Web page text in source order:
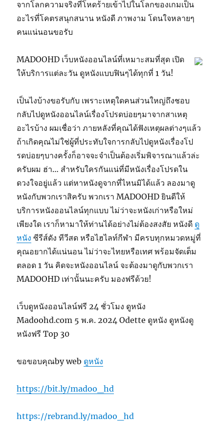
จากโลกความจริงที่โหดร้ายเข้าไปในโลกของเกมเป็น
อะไรที่โคตรสนุกสนาน หนังดี ภาพงาม โดนใจหลายๆ
คนแน่นอนขอรับ
MADOOHD เว็บหนังออนไลน์ที่เหมาะสมที่สุด เปิด
ให้บริการแต่ละวัน ดูหนังแบบฟินๆได้ทุกที่ 1 วัน!
เป็นไงบ้างขอรับกับ เพราะเหตุใดคนส่วนใหญ่ถึงชอบ
กลับไปดูหนังออนไลน์เรื่องโปรดบ่อยๆมาจากสาเหตุ
อะไรบ้าง ผมเชื่อว่า ภายหลังที่คุณได้ฟังเหตุผลต่างๆแล้ว
ถ้าเกิดคุณไม่ใช่ผู้ที่ประทับใจการกลับไปดูหนังเรื่องโป
รดบ่อยๆบางครั้งก็อาจจะจำเป็นต้องเริ่มพิจารณาแล้วล่ะ
ครับผม ฮ่า… สำหรับใครกันแน่ที่มีหนังเรื่องโปรดใน
ดวงใจอยู่แล้ว แต่หาหนังดูจากที่ไหนมิได้แล้ว ลองมาดู
หนังกับพวกเราสิครับ พวกเรา MADOOHD ยินดีให้
บริการหนังออนไลน์ทุกแบบ ไม่ว่าจะหนังเก่าหรือใหม่
เพียงใด เราก็หามาให้ท่านได้อย่างไม่ต้องสงสัย หนังดี ดู
หนัง ซีรีส์ดัง ทีวีสด หรือไฮไลท์กีฬา มีครบทุกหมวดหมู่ที่
คุณอยากได้แน่นอน ไม่ว่าจะไทยหรือเทศ พร้อมจัดเต็ม
ตลอด 1 วัน คิดจะหนังออนไลน์ จะต้องมาดูกับพวกเรา
MADOOHD เท่านั้นนะครับ มองฟรีด้วย!
เว็บดูหนังออนไลน์ฟรี 24 ชั่วโมง ดูหนัง
Madoohd.com 5 พ.ค. 2024 Odette ดูหนัง ดูหนังดู
หนังฟรี Top 30
ขอขอบคุณby web ดูหนัง
https://bit.ly/madoo_hd
https://rebrand.ly/madoo_hd